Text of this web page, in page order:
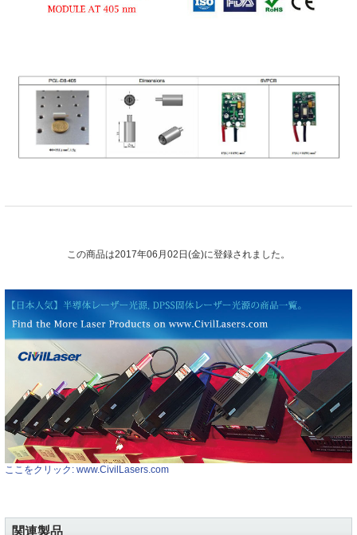
この商品は2017年06月02日(金)に登録されました。
ここをクリック: www.CivilLasers.com
関連製品